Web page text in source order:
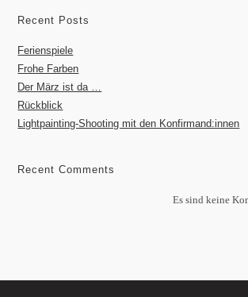
Recent Posts
Ferienspiele
Frohe Farben
Der März ist da …
Rückblick
Lightpainting-Shooting mit den Konfirmand:innen
Recent Comments
Es sind keine